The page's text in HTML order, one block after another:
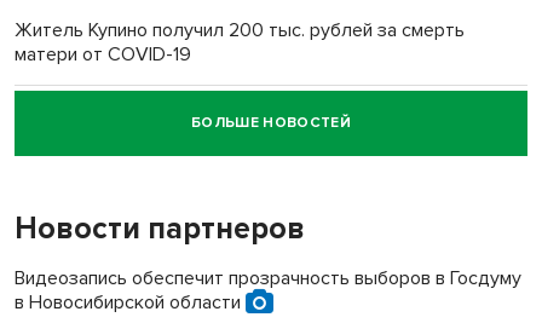
Житель Купино получил 200 тыс. рублей за смерть
матери от COVID-19
Новосибирский суд наказал водителя за смерть
пенсионерки на вокзале
БОЛЬШЕ НОВОСТЕЙ
Новости партнеров
Видеозапись обеспечит прозрачность выборов в Госдуму
в Новосибирской области